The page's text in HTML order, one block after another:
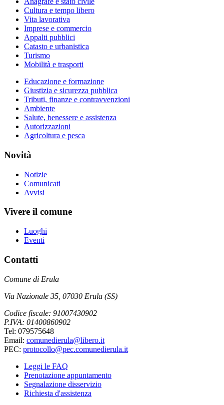
Cultura e tempo libero
Vita lavorativa
Imprese e commercio
Appalti pubblici
Catasto e urbanistica
Turismo
Mobilità e trasporti
Educazione e formazione
Giustizia e sicurezza pubblica
Tributi, finanze e contravvenzioni
Ambiente
Salute, benessere e assistenza
Autorizzazioni
Agricoltura e pesca
Novità
Notizie
Comunicati
Avvisi
Vivere il comune
Luoghi
Eventi
Contatti
Comune di Erula
Via Nazionale 35, 07030 Erula (SS)
Codice fiscale: 91007430902
P.IVA: 01400860902
Tel: 079575648
Email: comunedierula@libero.it
PEC: protocollo@pec.comunedierula.it
Leggi le FAQ
Prenotazione appuntamento
Segnalazione disservizio
Richiesta d'assistenza